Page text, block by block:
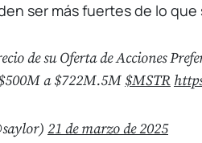
ser más fuertes de lo
de su Oferta de Acciones
a $722M.5M $MSTR
21 de marzo de 2025